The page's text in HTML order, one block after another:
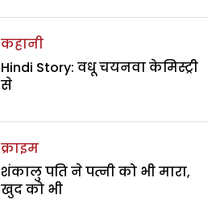
कहानी
Hindi Story: वधू चयनवा केमिस्ट्री
से
क्राइम
शंकालु पति ने पत्नी को भी मारा,
खुद को भी